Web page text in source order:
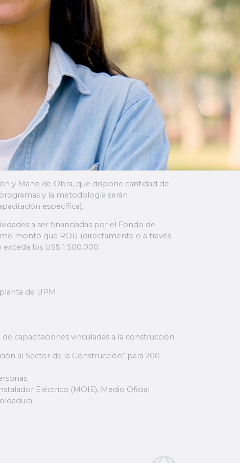
y Mano de Obra, que dispone cantidad de
y la metodología serán
específica).
a ser financiadas por el Fondo de
monto que ROU (directamente o a través
los US$ 1.500.000
de UPM.
capacitaciones vinculadas a la construcción
al Sector de la Construcción” para 200
Eléctrico (MOIE), Medio Oficial